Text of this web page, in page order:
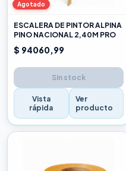
Agotado
ESCALERA DE PINTOR ALPINA
PINO NACIONAL 2,40M PRO
$ 94060,99
Sin stock
Vista
rápida
Ver
producto